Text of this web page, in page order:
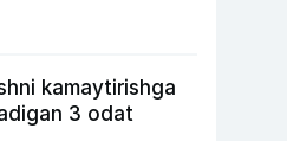
kamaytirishga
3 odat